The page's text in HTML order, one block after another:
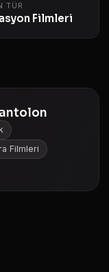
TÜR
Filmleri
Filmleri